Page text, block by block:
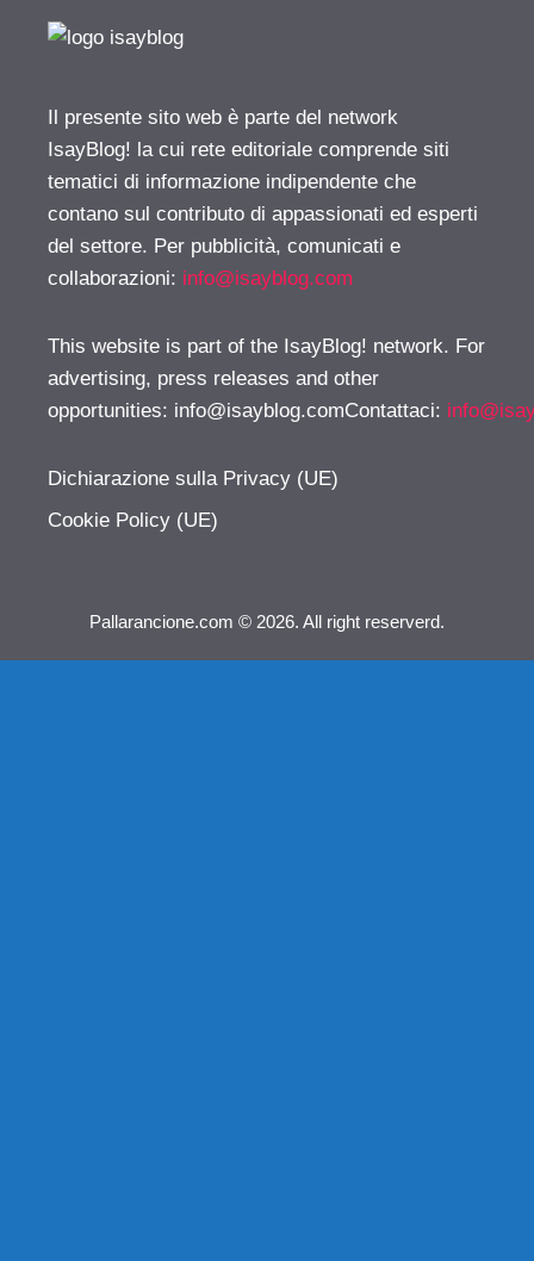
Il presente sito web è parte del network
IsayBlog! la cui rete editoriale comprende siti
tematici di informazione indipendente che
contano sul contributo di appassionati ed esperti
del settore. Per pubblicità, comunicati e
collaborazioni: info@isayblog.com
This website is part of the IsayBlog! network. For
advertising, press releases and other
opportunities: info@isayblog.comContattaci:
Dichiarazione sulla Privacy (UE)
Cookie Policy (UE)
Pallarancione.com © 2026. All right reserverd.